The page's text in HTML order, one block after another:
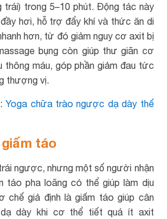
trái) trong 5–10 phút. Động tác này
hơi, hỗ trợ đẩy khí và thức ăn di
hơn, từ đó giảm nguy cơ axit bị
bụng còn giúp thư giãn cơ
thông máu, góp phần giảm đau tức
thượng vị.
Yoga chữa trào ngược dạ dày thế
giấm táo
ngược, nhưng một số người nhận
táo pha loãng có thể giúp làm dịu
chế giả định là giấm táo giúp cân
dày khi cơ thể tiết quá ít axit